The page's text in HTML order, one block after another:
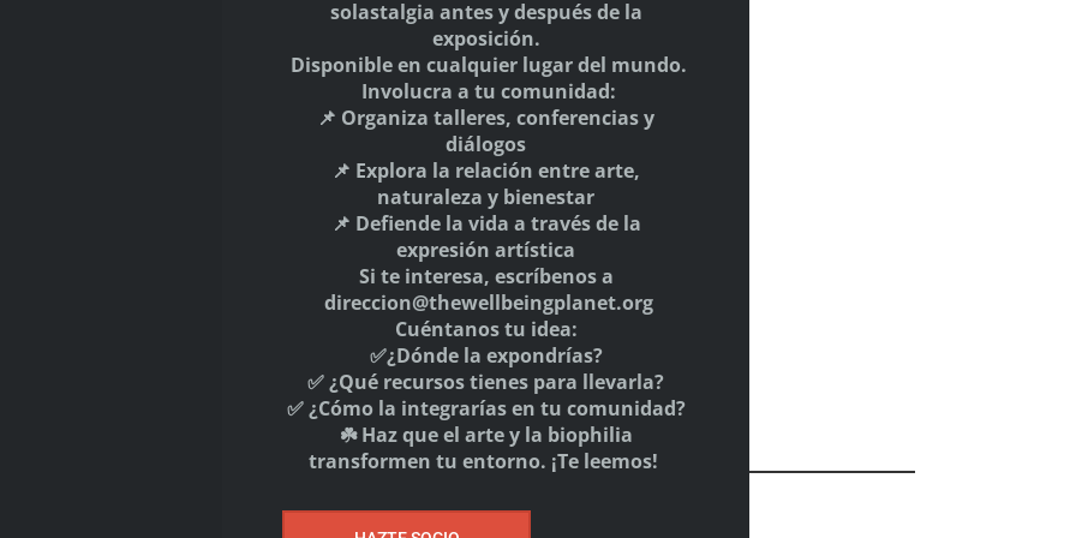
este navegador para la próxima vez que comente.
SÍGUENOS